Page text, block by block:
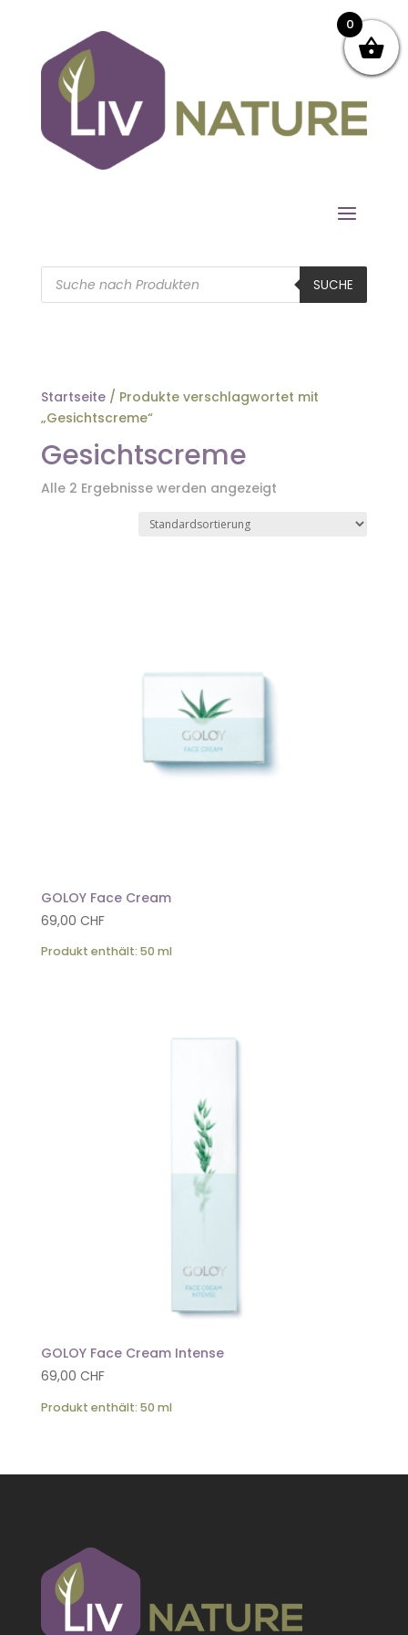
Products
search SUCHE
Startseite/ Produkte verschlagwortet mit
„Gesichtscreme“
Gesichtscreme
Alle 2 Ergebnisse werden angezeigt
GOLOY Face Cream
69,00 CHF
Produkt enthält: 50 ml
GOLOY Face Cream Intense
69,00 CHF
Produkt enthält: 50 ml
0